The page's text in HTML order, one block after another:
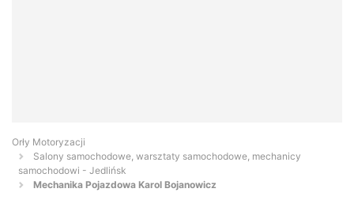
Orły Motoryzacji
Salony samochodowe, warsztaty samochodowe, mechanicy
samochodowi - Jedlińsk
Mechanika Pojazdowa Karol Bojanowicz